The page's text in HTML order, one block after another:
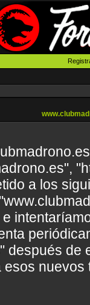
a los
después